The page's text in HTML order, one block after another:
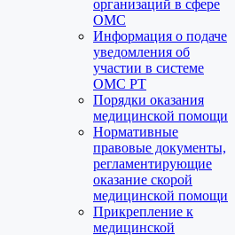
организаций в сфере
ОМС
Информация о подаче
уведомления об
участии в системе
ОМС РТ
Порядки оказания
медицинской помощи
Нормативные
правовые документы,
регламентирующие
оказание скорой
медицинской помощи
Прикрепление к
медицинской